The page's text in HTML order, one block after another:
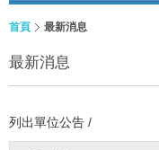
首頁 最新消息
最新消息
列出單位公告 /